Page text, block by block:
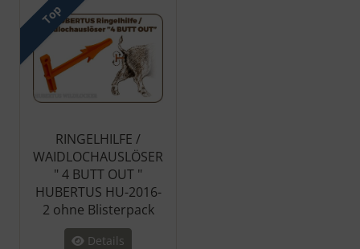
Top
RINGELHILFE /
WAIDLOCHAUSLÖSER
" 4 BUTT OUT "
HUBERTUS HU-2016-
2 ohne Blisterpack
Details